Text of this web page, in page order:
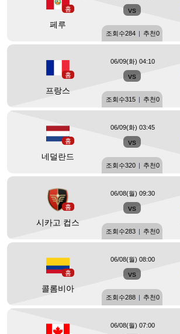
홈
페루
vs
조회수284 추천0
홈
프랑스
vs
06/09(화) 04:10
조회수315 추천0
홈
네덜란드
vs
06/09(화) 03:45
조회수320 추천0
홈
시카고 컵스
vs
06/08(월) 09:30
조회수283 추천0
홈
콜롬비아
vs
06/08(월) 08:00
조회수288 추천0
06/08(월) 07:00